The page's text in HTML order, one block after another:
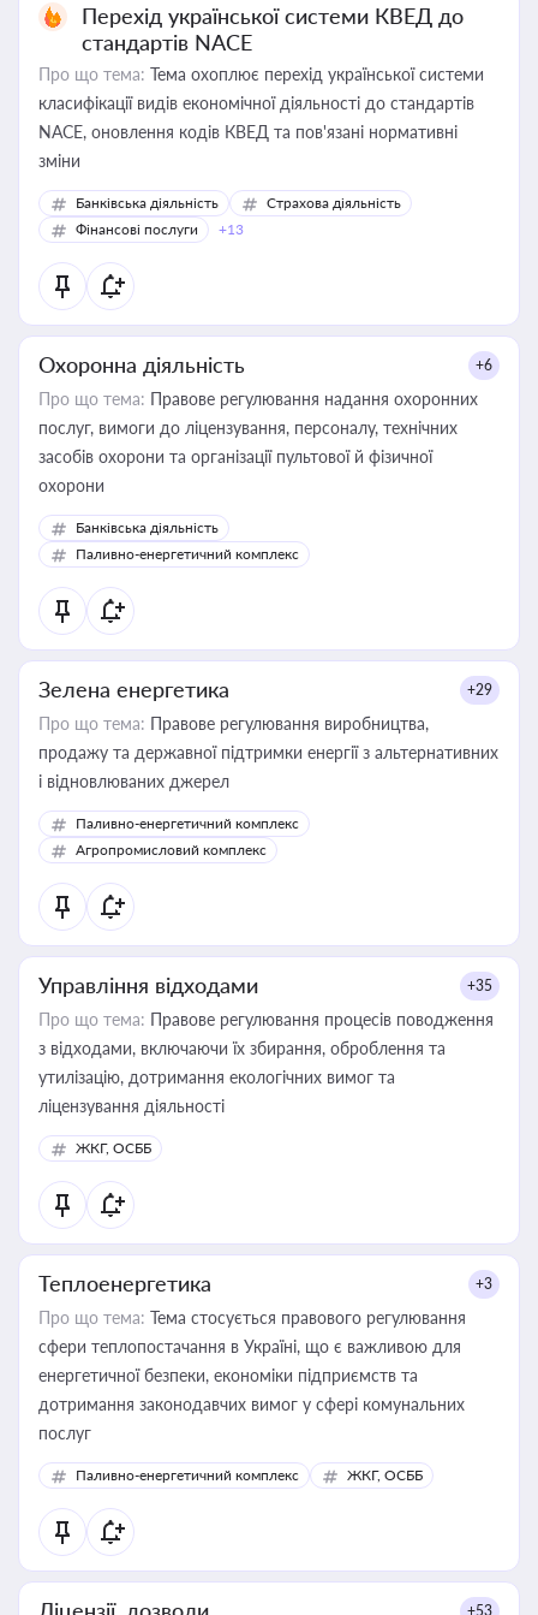
Перехід української системи КВЕД до
стандартів NACE
Про що тема: Тема охоплює перехід української системи
класифікації видів економічної діяльності до стандартів
NACE, оновлення кодів КВЕД та пов'язані нормативні
зміни
Банківська діяльність
Страхова діяльність
Фінансові послуги
+13
Охоронна діяльність +6
Про що тема: Правове регулювання надання охоронних
послуг, вимоги до ліцензування, персоналу, технічних
засобів охорони та організації пультової й фізичної
охорони
Банківська діяльність
Паливно-енергетичний комплекс
Зелена енергетика +29
Про що тема: Правове регулювання виробництва,
продажу та державної підтримки енергії з альтернативних
і відновлюваних джерел
Паливно-енергетичний комплекс
Агропромисловий комплекс
Управління відходами +35
Про що тема: Правове регулювання процесів поводження
з відходами, включаючи їх збирання, оброблення та
утилізацію, дотримання екологічних вимог та
ліцензування діяльності
ЖКГ, ОСББ
Теплоенергетика +3
Про що тема: Тема стосується правового регулювання
сфери теплопостачання в Україні, що є важливою для
енергетичної безпеки, економіки підприємств та
дотримання законодавчих вимог у сфері комунальних
послуг
Паливно-енергетичний комплекс ЖКГ, ОСББ
+53